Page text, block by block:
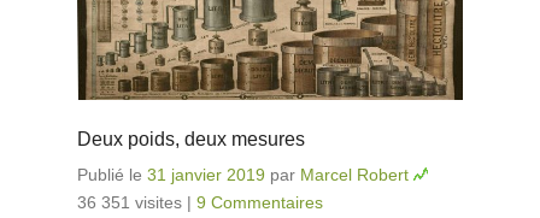
Deux poids, deux mesures
Publié le 31 janvier 2019 par Marcel Robert
36 351 visites | 9 Commentaires